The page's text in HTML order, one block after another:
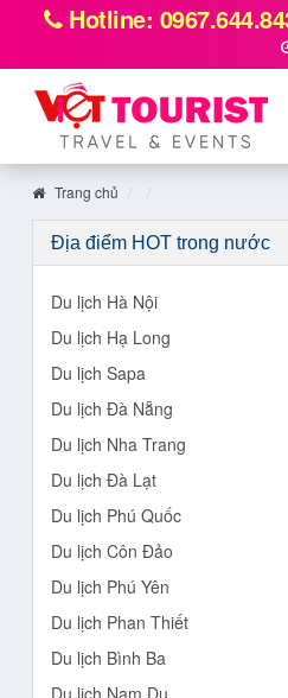
Hotline:
Trang chủ
Địa điểm HOT trong nước
Du lịch Hà Nội
Du lịch Hạ Long
Du lịch Sapa
Du lịch Đà Nẵng
Du lịch Nha Trang
Du lịch Đà Lạt
Du lịch Phú Quốc
Du lịch Côn Đảo
Du lịch Phú Yên
Du lịch Phan Thiết
Du lịch Bình Ba
Du lịch Nam Du